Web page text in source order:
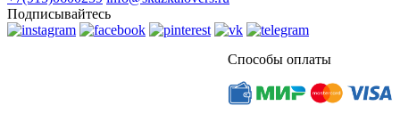
Подписывайтесь
Способы оплаты